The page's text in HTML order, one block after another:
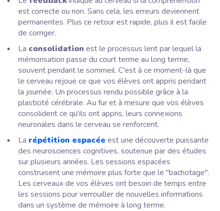
est correcte ou non. Sans cela, les erreurs deviennent
permanentes. Plus ce retour est rapide, plus il est facile
de corriger.
La consolidation est le processus lent par lequel la
mémorisation passe du court terme au long terme,
souvent pendant le sommeil. C'est à ce moment-là que
le cerveau rejoue ce que vos élèves ont appris pendant
la journée. Un processus rendu possible grâce à la
plasticité cérébrale. Au fur et à mesure que vos élèves
consolident ce qu'ils ont appris, leurs connexions
neuronales dans le cerveau se renforcent.
La répétition espacée est une découverte puissante
des neurosciences cognitives, soutenue par des études
sur plusieurs années. Les sessions espacées
construisent une mémoire plus forte que le "bachotage".
Les cerveaux de vos élèves ont besoin de temps entre
les sessions pour verrouiller de nouvelles informations
dans un système de mémoire à long terme.